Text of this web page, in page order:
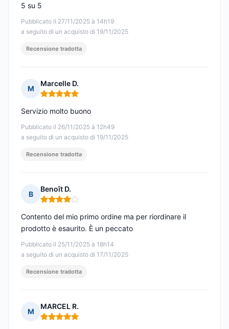
Pubblicato il 27/11/2025 à 14h19
a seguito di un acquisto di 19/11/2025
5 su 5
Recensione tradotta
M
Marcelle D.
Nota: 5 su 5
Pubblicato il 26/11/2025 à 12h49
a seguito di un acquisto di 19/11/2025
Servizio molto buono
Recensione tradotta
B
Benoît D.
Nota: 4 su 5
Pubblicato il 25/11/2025 à 18h14
a seguito di un acquisto di 17/11/2025
Contento del mio primo ordine ma per riordinare il
prodotto è esaurito. È un peccato
Recensione tradotta
M
MARCEL R.
Nota: 5 su 5